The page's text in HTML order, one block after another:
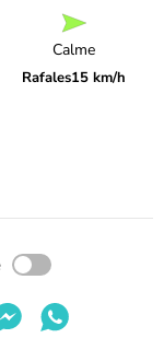
Calme
Rafales15 km/h